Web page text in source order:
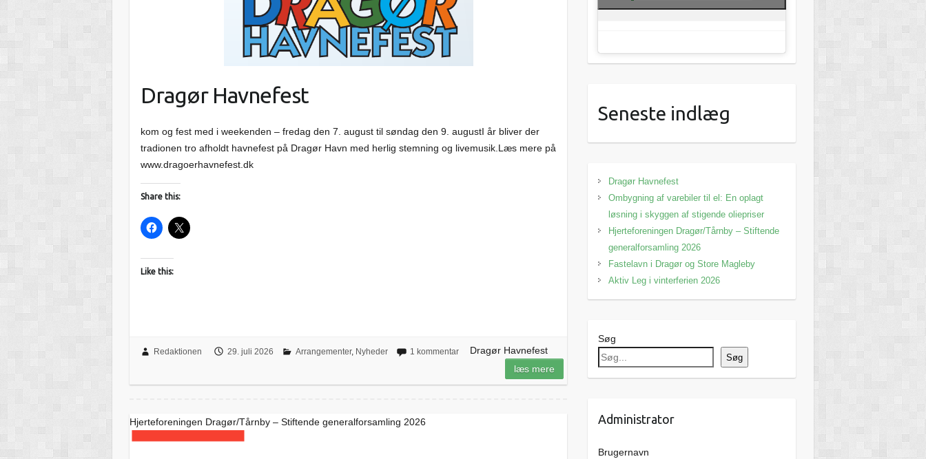
Dragør Havnefest
kom og fest med i weekenden – fredag den 7. august til søndag den 9. augustI år bliver der
tradionen tro afholdt havnefest på Dragør Havn med herlig stemning og livemusik.Læs mere på
www.dragoerhavnefest.dk
Share this:
Like this:
Redaktionen 29. juli 2026 Arrangementer, Nyheder 1 kommentar
Dragør Havnefest
læs mere
Hjerteforeningen Dragør/Tårnby – Stiftende generalforsamling 2026
Seneste indlæg
Dragør Havnefest
Ombygning af varebiler til el: En oplagt
løsning i skyggen af stigende oliepriser
Hjerteforeningen Dragør/Tårnby – Stiftende
generalforsamling 2026
Fastelavn i Dragør og Store Magleby
Aktiv Leg i vinterferien 2026
Søg
Søg
Administrator
Brugernavn